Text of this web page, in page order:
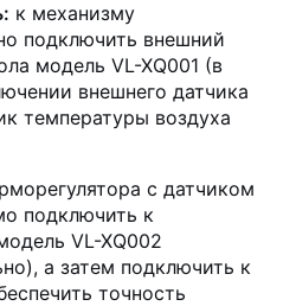
к механизму
подключить внешний
модель VL-XQ001 (в
внешнего датчика
температуры воздуха
с датчиком
подключить к
VL-XQ002
а затем подключить к
точность